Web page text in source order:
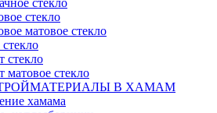
стекло
матовое стекло
стекло
матовое стекло
В ХАМАМ
хамама